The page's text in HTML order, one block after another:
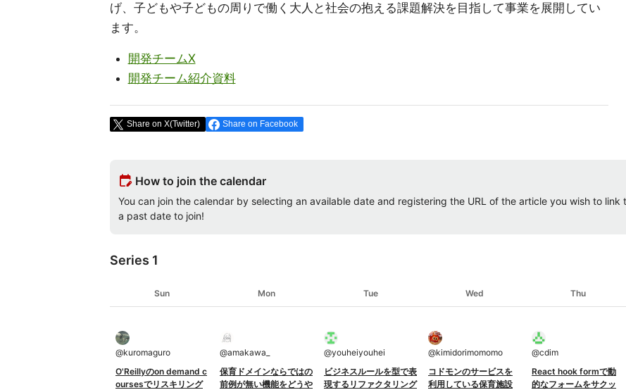
げ、子どもや子どもの周りで働く大人と社会の抱える課題解決を目指して事業を展開してい
ます。
開発チームX
開発チーム紹介資料
Share on X(Twitter) Share on Facebook
edit_calendar How to join the calendar
You can join the calendar by selecting an available date and registering the URL of the article you wish to
a past date to join!
Series 1
Sun Mon Tue Wed Thu
@kuromaguro
O'Reillyのon demand c
oursesでリスキリング
@amakawa_
保育ドメインならではの
前例が無い機能をどうや
@youheiyouhei
ビジネスルールを型で表
現するリファクタリング
@kimidorimomomo
コドモンのサービスを
利用している保育施設
@cdim
React hook formで動
的なフォームをサクッ